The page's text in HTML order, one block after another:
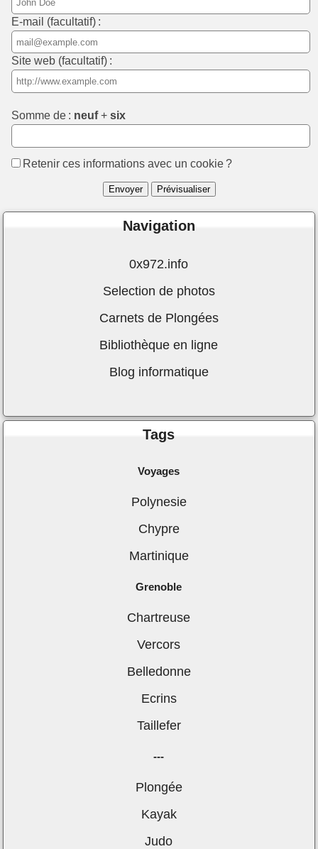
E-mail (facultatif) :
Site web (facultatif) :
Somme de : neuf+six
Retenir ces informations avec un cookie ?
Navigation
0x972.info
Selection de photos
Carnets de Plongées
Bibliothèque en ligne
Blog informatique
Tags
Voyages
Polynesie
Chypre
Martinique
Grenoble
Chartreuse
Vercors
Belledonne
Ecrins
Taillefer
---
Plongée
Kayak
Judo